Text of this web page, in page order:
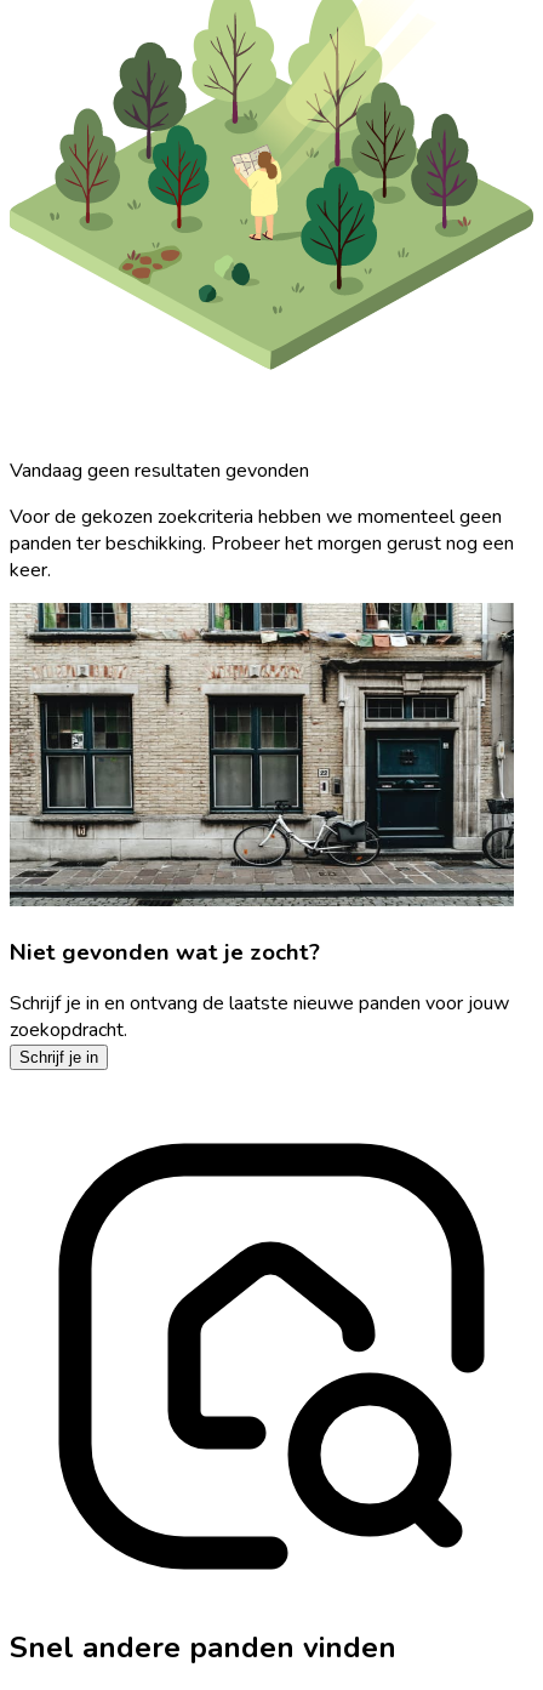
Vandaag geen resultaten gevonden
Voor de gekozen zoekcriteria hebben we momenteel geen
panden ter beschikking. Probeer het morgen gerust nog een
keer.
Niet gevonden wat je zocht?
Schrijf je in en ontvang de laatste nieuwe panden voor jouw
zoekopdracht.
Schrijf je in
Snel andere panden vinden